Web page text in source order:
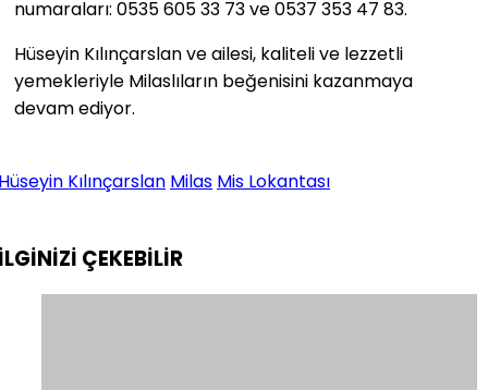
numaraları: 0535 605 33 73 ve 0537 353 47 83.
Hüseyin Kılınçarslan ve ailesi, kaliteli ve lezzetli
yemekleriyle Milaslıların beğenisini kazanmaya
devam ediyor.
Kılınçarslan Milas Mis Lokantası
ÇEKEBİLİR